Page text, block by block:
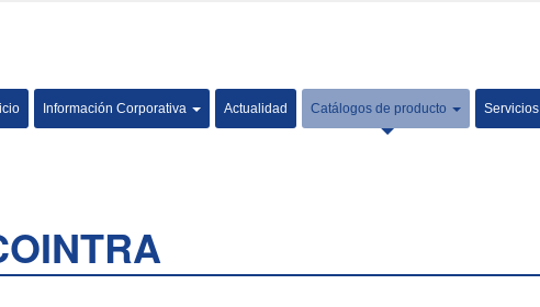
Información Corporativa Actualidad Catálogos de producto Servicios